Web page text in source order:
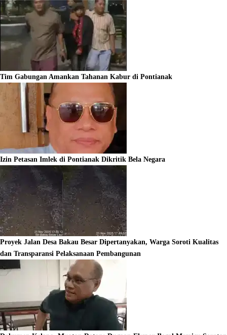
Tim Gabungan Amankan Tahanan Kabur di Pontianak
Izin Petasan Imlek di Pontianak Dikritik Bela Negara
Proyek Jalan Desa Bakau Besar Dipertanyakan, Warga Soroti Kualitas
dan Transparansi Pelaksanaan Pembangunan